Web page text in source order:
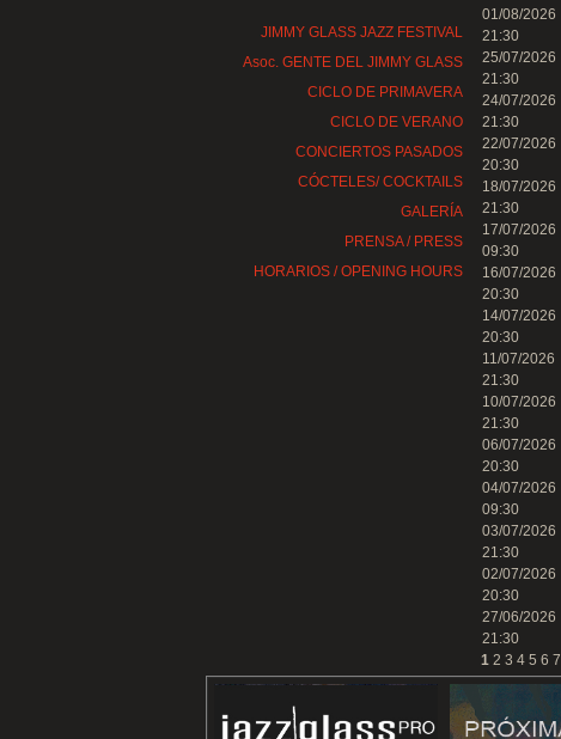
JIMMY GLASS JAZZ FESTIVAL
Asoc. GENTE DEL JIMMY GLASS
CICLO DE PRIMAVERA
CICLO DE VERANO
CONCIERTOS PASADOS
CÓCTELES/ COCKTAILS
GALERÍA
PRENSA / PRESS
HORARIOS / OPENING HOURS
01/08/2026
21:30
25/07/2026
21:30
24/07/2026
21:30
22/07/2026
20:30
18/07/2026
21:30
17/07/2026
09:30
16/07/2026
20:30
14/07/2026
20:30
11/07/2026
21:30
10/07/2026
21:30
06/07/2026
20:30
04/07/2026
09:30
03/07/2026
21:30
02/07/2026
20:30
27/06/2026
21:30
1 2 3 4 5 6 7